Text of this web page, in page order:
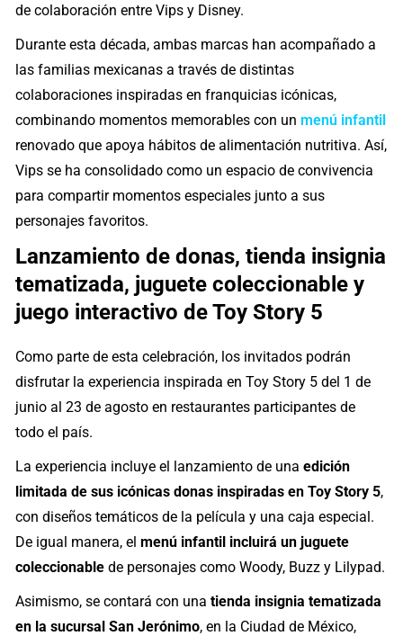
de colaboración entre Vips y Disney.
Durante esta década, ambas marcas han acompañado a
las familias mexicanas a través de distintas
colaboraciones inspiradas en franquicias icónicas,
combinando momentos memorables con un menú infantil
renovado que apoya hábitos de alimentación nutritiva. Así,
Vips se ha consolidado como un espacio de convivencia
para compartir momentos especiales junto a sus
personajes favoritos.
Lanzamiento de donas, tienda insignia
tematizada, juguete coleccionable y
juego interactivo de Toy Story 5
Como parte de esta celebración, los invitados podrán
disfrutar la experiencia inspirada en Toy Story 5 del 1 de
junio al 23 de agosto en restaurantes participantes de
todo el país.
La experiencia incluye el lanzamiento de unaedición
limitada de sus icónicas donas inspiradas en Toy Story 5,
con diseños temáticos de la película y una caja especial.
De igual manera, elmenú infantil incluirá un juguete
coleccionable de personajes como Woody, Buzz y Lilypad.
Asimismo, se contará con unatienda insignia tematizada
en la sucursal San Jerónimo, en la Ciudad de México,